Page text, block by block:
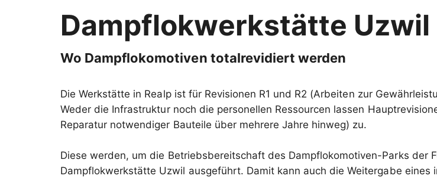
Dampflokwerkstätte Uzwil
Wo Dampflokomotiven totalrevidiert werden
Die Werkstätte in Realp ist für Revisionen R1 und R2 (Arbeiten zur
Weder die Infrastruktur noch die personellen Ressourcen lassen
Reparatur notwendiger Bauteile über mehrere Jahre hinweg) zu.
Diese werden, um die Betriebsbereitschaft des Dampflokomotiven-Parks der
Dampflokwerkstätte Uzwil ausgeführt. Damit kann auch die Weitergabe